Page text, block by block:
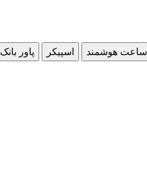
ساعت هوشمند اسپیکر پاور بانک